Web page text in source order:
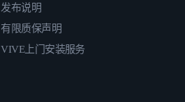
发布说明
有限质保声明
VIVE上门安装服务